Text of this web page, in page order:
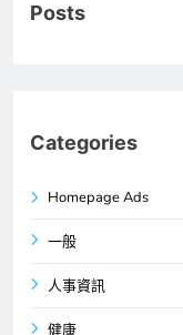
Posts
Categories
Homepage Ads
一般
人事資訊
健康